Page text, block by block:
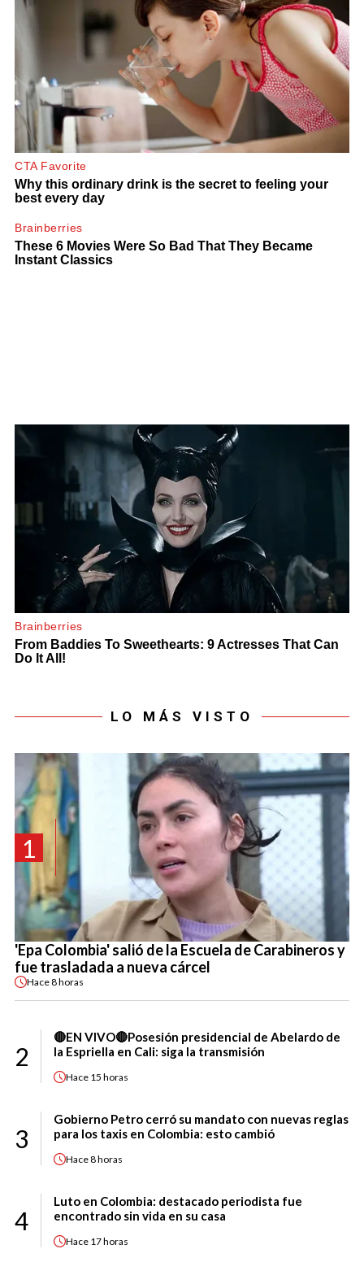
LO MÁS VISTO
1
'Epa Colombia' salió de la Escuela de Carabineros y
fue trasladada a nueva cárcel
Hace8 horas
2
🔴EN VIVO🔴Posesión presidencial de Abelardo de
la Espriella en Cali: siga la transmisión
Hace 15 horas
3
Gobierno Petro cerró su mandato con nuevas reglas
para los taxis en Colombia: esto cambió
Hace8 horas
4
Luto en Colombia: destacado periodista fue
encontrado sin vida en su casa
Hace 17 horas